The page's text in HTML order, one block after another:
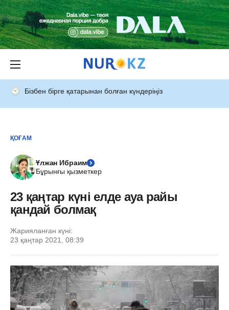
Бізбен бірге қатарынан болған күндеріңіз
ҚОҒАМ
Ұлжан Ибраим
Бұрынғы қызметкер
23 қаңтар күні елде ауа райы
қандай болмақ
Жарияланған күні:
23 қаңтар 2021, 08:39